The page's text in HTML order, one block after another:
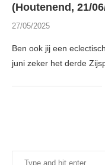
(Houtenend, 21/
27/05/2025
Ben ook jij een
juni zeker het derde